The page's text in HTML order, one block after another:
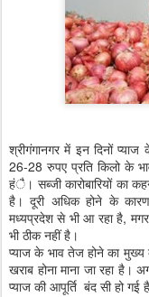
श्रीगंगानगर में इन दिनों
26-28 रुपए प्रति किलो के
हंै। सब्जी कारोबारियों का
है। दूरी अधिक होने के कारण
मध्यप्रदेश से भी आ रहा है,
भी ठीक नहीं है।
प्याज के भाव तेज होने का
खराब होना माना जा रहा
प्याज की आपूर्ति बंद सी हो गई